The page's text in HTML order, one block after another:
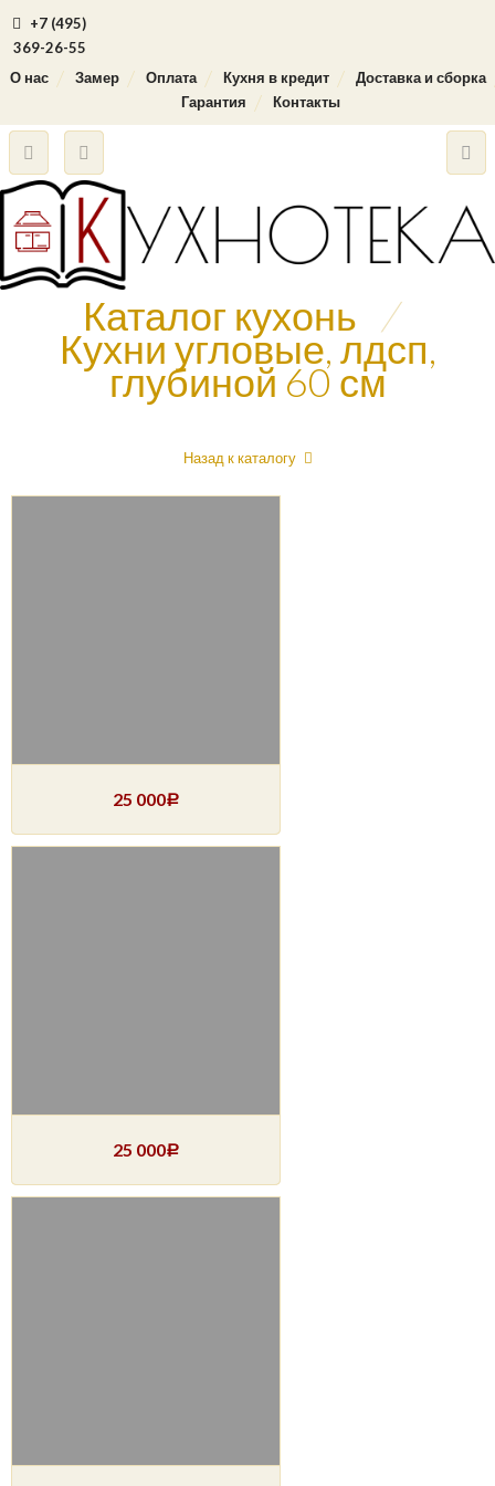
+7 (495)
369-26-55
О нас
Замер Оплата Кухня в кредит
Доставка и сборка
Гарантия
Контакты
Каталог кухонь /
Кухни угловые, лдсп,
глубиной 60 см
Назад к каталогу
25 000Р
25 000Р